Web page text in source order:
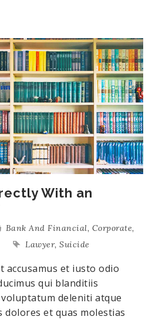
With an
Bank And Financial, Corporate,
Lawyer, Suicide
accusamus et iusto odio
qui blanditiis
deleniti atque
et quas molestias